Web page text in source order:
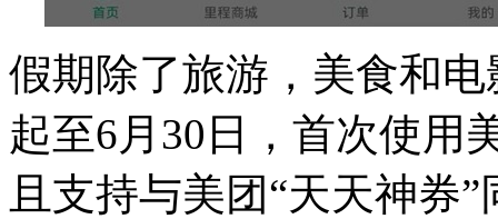
假期除了旅游，美食和
起至6月30日，首次使用
且支持与美团“天天神券